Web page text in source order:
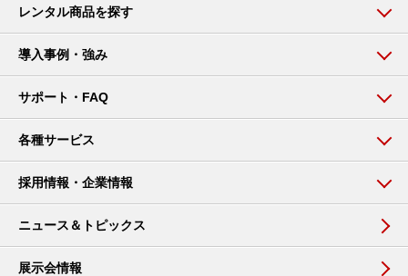
レンタル商品を探す
導入事例・強み
サポート・FAQ
各種サービス
採用情報・企業情報
ニュース＆トピックス
展示会情報